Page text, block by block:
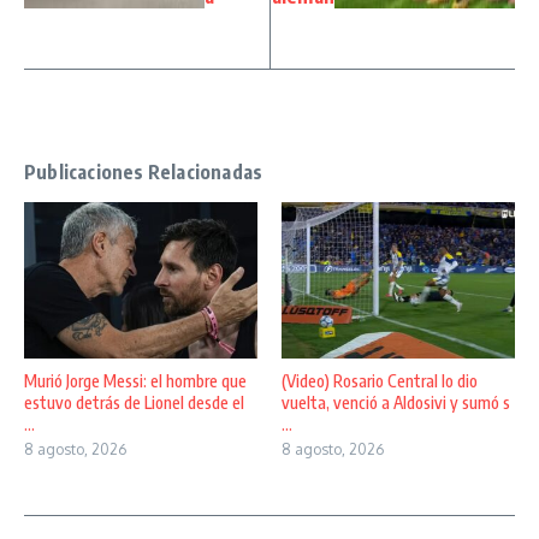
Publicaciones Relacionadas
Murió Jorge Messi: el hombre que
estuvo detrás de Lionel desde el
...
8 agosto, 2026
(Video) Rosario Central lo dio
vuelta, venció a Aldosivi y sumó s
...
8 agosto, 2026